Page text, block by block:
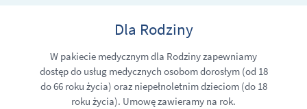
Dla Rodziny
W pakiecie medycznym dla Rodziny zapewniamy
dostęp do usług medycznych osobom dorosłym (od 18
do 66 roku życia) oraz niepełnoletnim dzieciom (do 18
roku życia). Umowę zawieramy na rok.